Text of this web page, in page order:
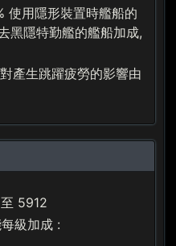
使用隱形裝置時艦船的
黑隱特勤艦的艦船加成,
產生跳躍疲勞的影響由
5912
級加成 :